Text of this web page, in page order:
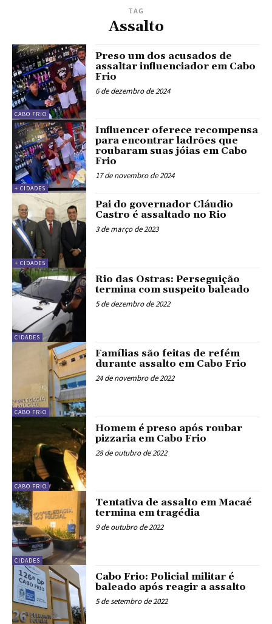
TAG
Assalto
CABO FRIO
Preso um dos acusados de
assaltar influenciador em Cabo
Frio
6 de dezembro de 2024
+ CIDADES
Influencer oferece recompensa
para encontrar ladrões que
roubaram suas jóias em Cabo
Frio
17 de novembro de 2024
+ CIDADES
Pai do governador Cláudio
Castro é assaltado no Rio
3 de março de 2023
CIDADES
Rio das Ostras: Perseguição
termina com suspeito baleado
5 de dezembro de 2022
CABO FRIO
Famílias são feitas de refém
durante assalto em Cabo Frio
24 de novembro de 2022
CABO FRIO
Homem é preso após roubar
pizzaria em Cabo Frio
28 de outubro de 2022
CIDADES
Tentativa de assalto em Macaé
termina em tragédia
9 de outubro de 2022
Cabo Frio: Policial militar é
baleado após reagir a assalto
5 de setembro de 2022